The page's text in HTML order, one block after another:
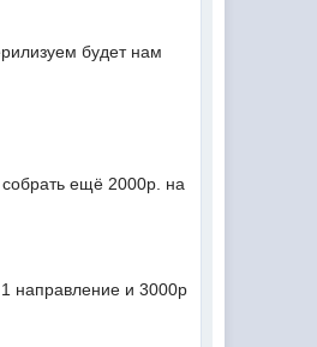
будет нам
ещё 2000р. на
направление и 3000р